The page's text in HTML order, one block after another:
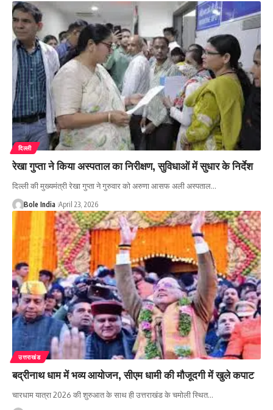
दिल्ली
रेखा गुप्ता ने किया अस्पताल का निरीक्षण, सुविधाओं में सुधार के निर्देश
दिल्ली की मुख्यमंत्री रेखा गुप्ता ने गुरुवार को अरुणा आसफ अली अस्पताल…
Bole India April 23, 2026
उत्तराखंड
बद्रीनाथ धाम में भव्य आयोजन, सीएम धामी की मौजूदगी में खुले कपाट
चारधाम यात्रा 2026 की शुरुआत के साथ ही उत्तराखंड के चमोली स्थित…